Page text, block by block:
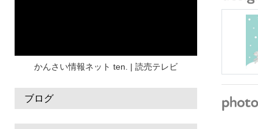
かんさい情報ネット ten. | 読売テレビ
ブログ